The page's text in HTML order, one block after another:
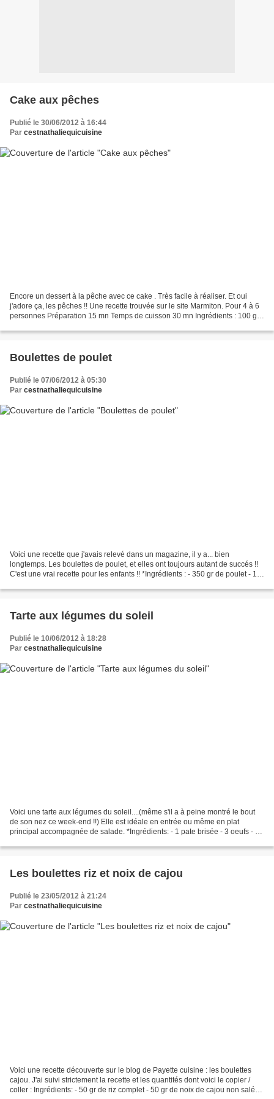
Cake aux pêches
Publié le 30/06/2012 à 16:44
Par cestnathaliequicuisine
Encore un dessert à la pêche avec ce cake . Très facile à réaliser. Et oui
j'adore ça, les pêches !! Une recette trouvée sur le site Marmiton. Pour 4 à 6
personnes Préparation 15 mn Temps de cuisson 30 mn Ingrédients : 100 gr
Boulettes de poulet
Publié le 07/06/2012 à 05:30
Par cestnathaliequicuisine
Voici une recette que j'avais relevé dans un magazine, il y a... bien
longtemps. Les boulettes de poulet, et elles ont toujours autant de succés !!
C'est une vrai recette pour les enfants !! *Ingrédients : - 350 gr de poulet - 1
Tarte aux légumes du soleil
Publié le 10/06/2012 à 18:28
Par cestnathaliequicuisine
Voici une tarte aux légumes du soleil....(même s'il a à peine montré le bout
de son nez ce week-end !!) Elle est idéale en entrée ou même en plat
principal accompagnée de salade. *Ingrédients: - 1 pate brisée - 3 oeufs - 25
Les boulettes riz et noix de cajou
Publié le 23/05/2012 à 21:24
Par cestnathaliequicuisine
Voici une recette découverte sur le blog de Payette cuisine : les boulettes
cajou. J'ai suivi strictement la recette et les quantités dont voici le copier /
coller : Ingrédients: - 50 gr de riz complet - 50 gr de noix de cajou non salées